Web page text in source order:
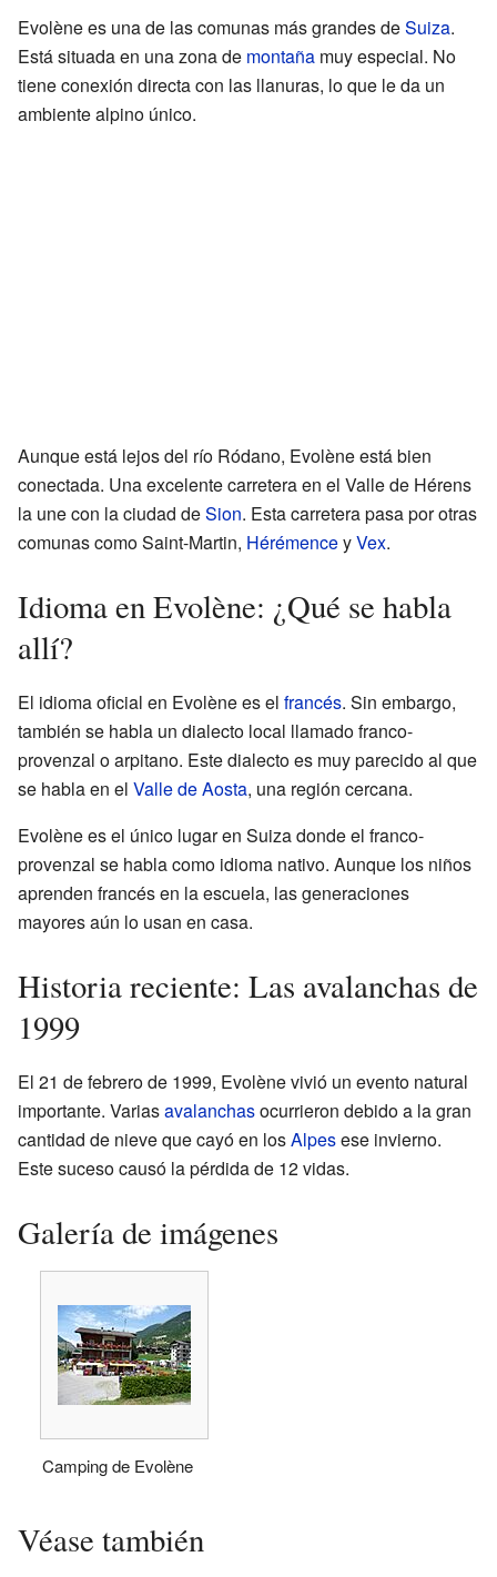
Evolène es una de las comunas más grandes deSuiza.
Está situada en una zona de montaña muy especial. No
tiene conexión directa con las llanuras, lo que le da un
ambiente alpino único.
Aunque está lejos del río Ródano, Evolène está bien
conectada. Una excelente carretera en el Valle de Hérens
la une con la ciudad deSion. Esta carretera pasa por otras
comunas como Saint-Martin, HérémenceyVex.
Idioma en Evolène: ¿Qué se habla
allí?
El idioma oficial en Evolène es el francés. Sin embargo,
también se habla un dialecto local llamado franco-
provenzal o arpitano. Este dialecto es muy parecido al que
se habla en el Valle de Aosta, una región cercana.
Evolène es el único lugar en Suiza donde el franco-
provenzal se habla como idioma nativo. Aunque los niños
aprenden francés en la escuela, las generaciones
mayores aún lo usan en casa.
Historia reciente: Las avalanchas de
1999
El 21 de febrero de 1999, Evolène vivió un evento natural
importante. Variasavalanchasocurrieron debido a la gran
cantidad de nieve que cayó en losAlpesese invierno.
Este suceso causó la pérdida de 12 vidas.
Galería de imágenes
Camping de Evolène
Véase también